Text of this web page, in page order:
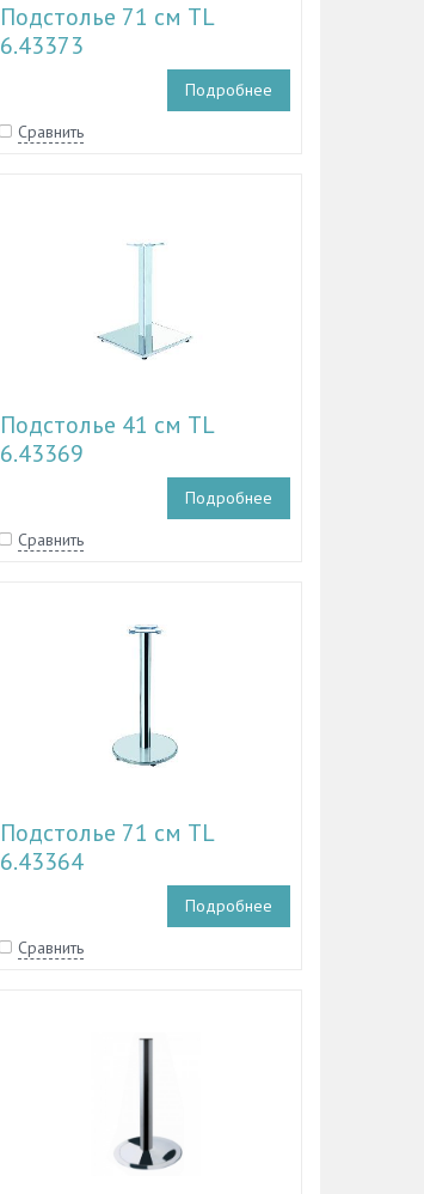
Подстолье 71 см TL
6.43373
Подробнее
Сравнить
Подстолье 41 см TL
6.43369
Подробнее
Сравнить
Подстолье 71 см TL
6.43364
Подробнее
Сравнить